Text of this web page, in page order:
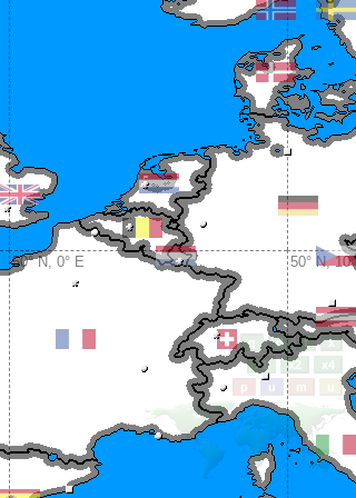
50° N, 0° E 50° N, 10°